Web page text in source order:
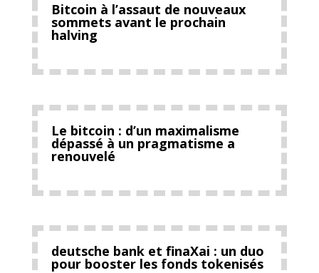
Bitcoin à l’assaut de nouveaux
sommets avant le prochain
halving
Le bitcoin : d’un maximalisme
dépassé à un pragmatisme a
renouvelé
deutsche bank et finaXai : un duo
pour booster les fonds tokenisés